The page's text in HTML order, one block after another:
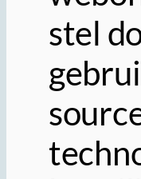
stel